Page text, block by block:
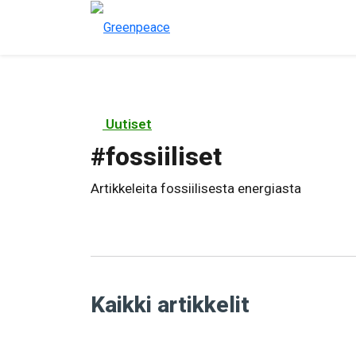
Uutiset
#fossiiliset
Artikkeleita fossiilisesta energiasta
Kaikki artikkelit